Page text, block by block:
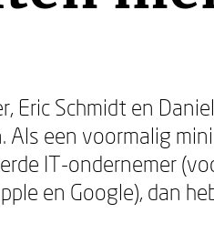
Eric Schmidt en
Als een voormalig
IT-ondernemer
en Google), dan